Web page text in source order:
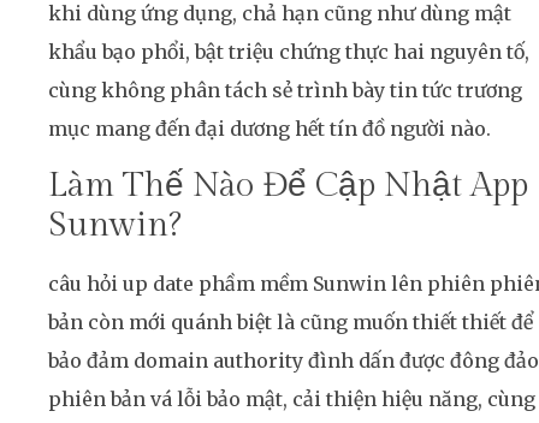
khi dùng ứng dụng, chả hạn cũng như dùng mật
khẩu bạo phổi, bật triệu chứng thực hai nguyên tố,
cùng không phân tách sẻ trình bày tin tức trương
mục mang đến đại dương hết tín đồ người nào.
Làm Thế Nào Để Cập Nhật App
Sunwin?
câu hỏi up date phầm mềm Sunwin lên phiên
bản còn mới quánh biệt là cũng muốn thiết thiết để
bảo đảm domain authority đình dấn được đông đảo
phiên bản vá lỗi bảo mật, cải thiện hiệu năng, cùng